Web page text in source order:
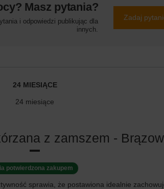
Masz pytania?
i odpowiedzi publikując dla
innych.
Zadaj
24 MIESIĄCE
24 miesiące
z zamszem -
potwierdzona zakupem
sprawia, że postawiona idealnie